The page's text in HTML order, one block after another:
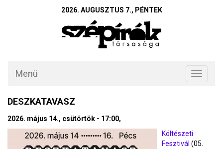
2026. AUGUSZTUS 7., PÉNTEK
Toggle
Menü
DESZKATAVASZ
2026. május 14., csütörtök - 17:00,
Költészeti
Fesztivál (05.